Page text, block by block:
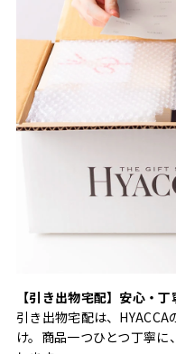
【引き出物宅配】安心・
引き出物宅配は、
け。商品一つひとつ丁寧